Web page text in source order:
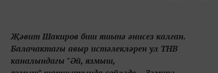
Җәвит Шакиров биш яшьтә әнисез калган.
Балачактагы авыр истәлекләрен ул ТНВ
каналындагы "Әй, язмыш,